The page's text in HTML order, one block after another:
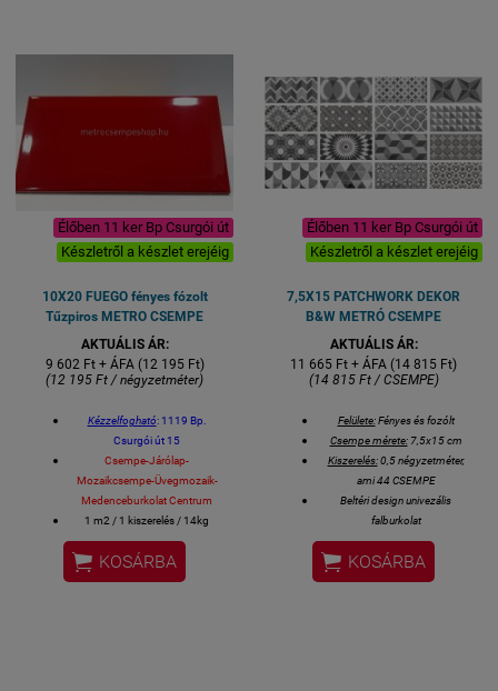
Élőben 11 ker Bp Csurgói út
Készletről a készlet erejéig
10X20 FUEGO fényes fózolt
Tűzpiros METRO CSEMPE
AKTUÁLIS ÁR:
9 602 Ft + ÁFA (12 195 Ft)
(12 195 Ft / négyzetméter)
Kézzelfogható: 1119 Bp.
Csurgói út 15
Csempe-Járólap-
Mozaikcsempe-Üvegmozaik-
Medenceburkolat Centrum
1 m2 / 1 kiszerelés / 14kg
Méret: 10x20 cm / csempe
Gérvágással fordítjuk a sarkokat.
Fürdőszobai csempe, konyhai
 KOSÁRBA
Élőben 11 ker Bp Csurgói út
Készletről a készlet erejéig
7,5X15 PATCHWORK DEKOR
B&W METRÓ CSEMPE
AKTUÁLIS ÁR:
11 665 Ft + ÁFA (14 815 Ft)
(14 815 Ft / CSEMPE)
Felülete:Fényes és fozólt
Csempe mérete:7,5x15 cm
Kiszerelés:0,5 négyzetméter,
ami 44 CSEMPE
Beltéri design univezális
falburkolat
spanyol csempe
 KOSÁRBA